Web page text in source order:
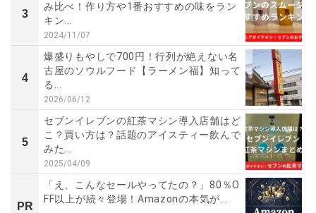
3
み比べ！作り方や1番おすすめの味をラン
キン...
2024/11/07
4
爆盛りもやしで700円！行列が絶えない名
古屋のソウルフード【ラーメン福】知って
る...
2026/06/12
5
セブンイレブンの紅茶マシン導入店舗はど
こ？買い方は？話題のアイスティー飲んで
みた...
2025/04/09
PR
「え、こんなセールやってたの？」80％O
FF以上が続々登場！Amazonの本気が...